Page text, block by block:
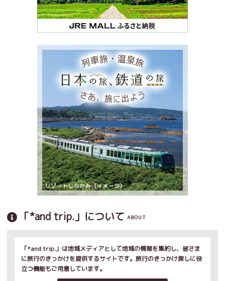
「*and trip.」について ABOUT
「*and trip.」は地域メディアとして地域の情報を集約し、皆さま
に旅行のきっかけを提供するサイトです。旅行のきっかけ探しに役
立つ機能もご用意しています。